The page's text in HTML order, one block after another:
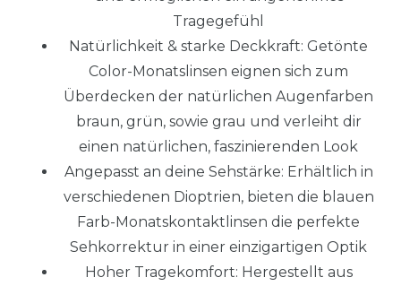
Tragegefühl
Natürlichkeit & starke Deckkraft: Getönte
Color-Monatslinsen eignen sich zum
Überdecken der natürlichen Augenfarben
braun, grün, sowie grau und verleiht dir
einen natürlichen, faszinierenden Look
Angepasst an deine Sehstärke: Erhältlich in
verschiedenen Dioptrien, bieten die blauen
Farb-Monatskontaktlinsen die perfekte
Sehkorrektur in einer einzigartigen Optik
Hoher Tragekomfort: Hergestellt aus